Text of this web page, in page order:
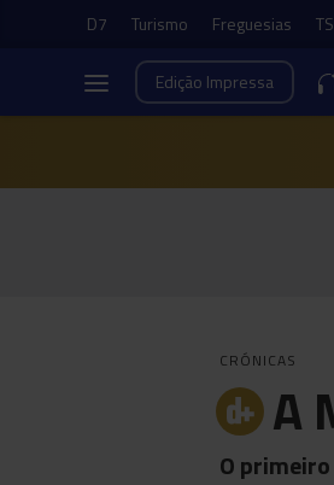
D7 Turismo Freguesias
Edição Impressa
CRÓNICAS
A
O